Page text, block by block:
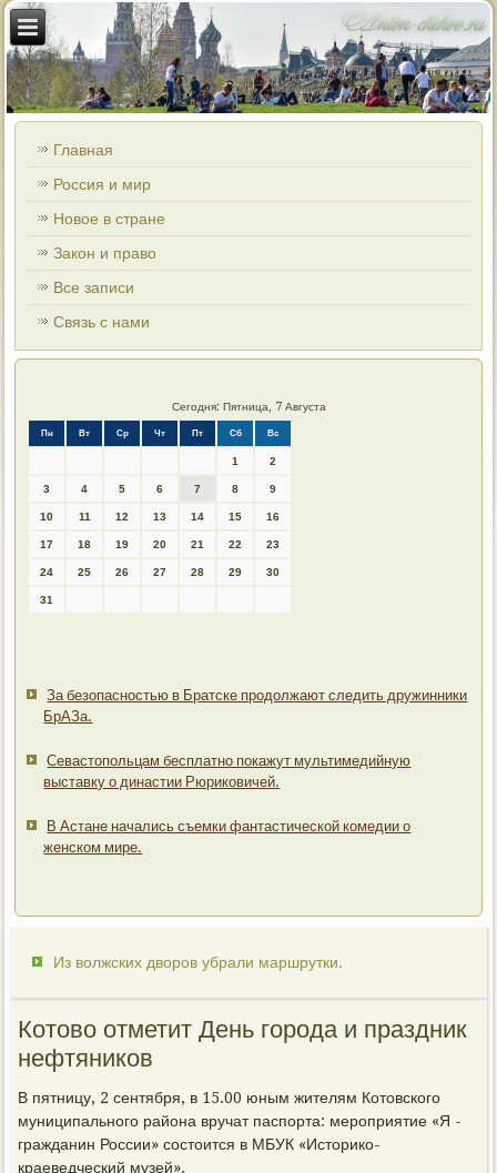
Главная
Россия и мир
Новое в стране
Закон и право
Все записи
Связь с нами
Сегодня: Пятница, 7 Августа
Пн Вт Ср Чт Пт Сб Вс
1 2
3 4 5 6 7 8 9
10 11 12 13 14 15 16
17 18 19 20 21 22 23
24 25 26 27 28 29 30
31
За безопасностью в Братске продолжают следить дружинники
БрАЗа.
Севастопольцам бесплатно покажут мультимедийную
выставку о династии Рюриковичей.
В Астане начались съемки фантастической комедии о
женском мире.
Из волжских дворов убрали маршрутки.
Котово отметит День города и праздник
нефтяников
В пятницу, 2 сентября, в 15.00 юным жителям Котовского
муниципального района вручат паспорта: мероприятие «Я -
гражданин России» состоится в МБУК «Историко-
краеведческий музей».